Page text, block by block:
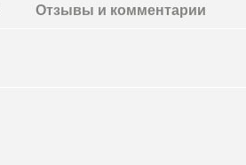
Отзывы и комментарии